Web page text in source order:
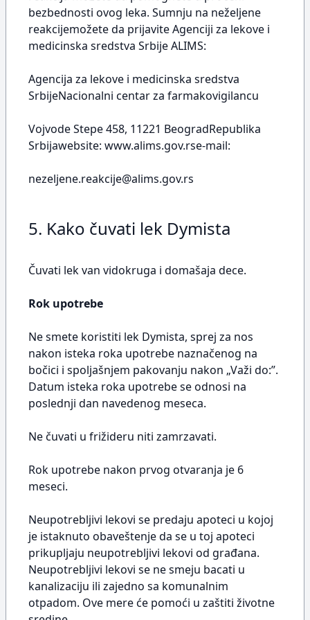
bezbednosti ovog leka. Sumnju na neželjene
reakcijemožete da prijavite Agenciji za lekove i
medicinska sredstva Srbije ALIMS:
Agencija za lekove i medicinska sredstva
SrbijeNacionalni centar za farmakovigilancu
Vojvode Stepe 458, 11221 BeogradRepublika
Srbijawebsite: www.alims.gov.rse-mail:
nezeljene.reakcije@alims.gov.rs
5. Kako čuvati lek Dymista
Čuvati lek van vidokruga i domašaja dece.
Rok upotrebe
Ne smete koristiti lek Dymista, sprej za nos
nakon isteka roka upotrebe naznačenog na
bočici i spoljašnjem pakovanju nakon „Važi do:”.
Datum isteka roka upotrebe se odnosi na
poslednji dan navedenog meseca.
Ne čuvati u frižideru niti zamrzavati.
Rok upotrebe nakon prvog otvaranja je 6
meseci.
Neupotrebljivi lekovi se predaju apoteci u kojoj
je istaknuto obaveštenje da se u toj apoteci
prikupljaju neupotrebljivi lekovi od građana.
Neupotrebljivi lekovi se ne smeju bacati u
kanalizaciju ili zajedno sa komunalnim
otpadom. Ove mere će pomoći u zaštiti životne